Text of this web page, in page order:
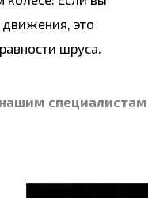
движения, это
шруса.